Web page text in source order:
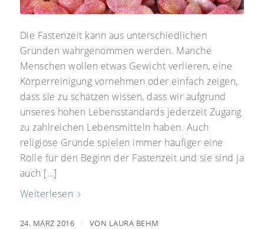
Die Fastenzeit kann aus unterschiedlichen
Gründen wahrgenommen werden. Manche
Menschen wollen etwas Gewicht verlieren, eine
Körperreinigung vornehmen oder einfach zeigen,
dass sie zu schätzen wissen, dass wir aufgrund
unseres hohen Lebensstandards jederzeit Zugang
zu zahlreichen Lebensmitteln haben. Auch
religiöse Gründe spielen immer häufiger eine
Rolle für den Beginn der Fastenzeit und sie sind ja
auch […]
Weiterlesen
24. MÄRZ 2016 / VON LAURA BEHM